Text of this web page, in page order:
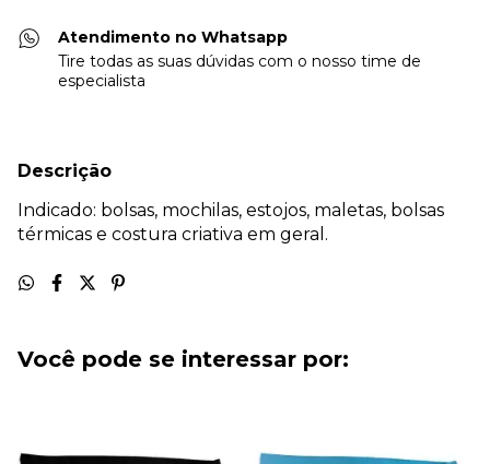
Atendimento no Whatsapp
Tire todas as suas dúvidas com o nosso time de
especialista
Descrição
Indicado: bolsas, mochilas, estojos, maletas, bolsas
térmicas e costura criativa em geral.
Você pode se interessar por: